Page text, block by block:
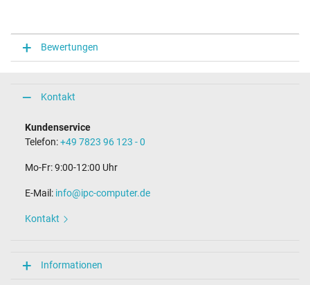
Bewertungen
Kontakt
Kundenservice
Telefon:+49 7823 96 123 - 0
Mo-Fr: 9:00-12:00 Uhr
E-Mail: info@ipc-computer.de
Kontakt
Informationen